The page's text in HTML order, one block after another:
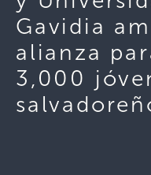
Gavidia
alianza
3,000